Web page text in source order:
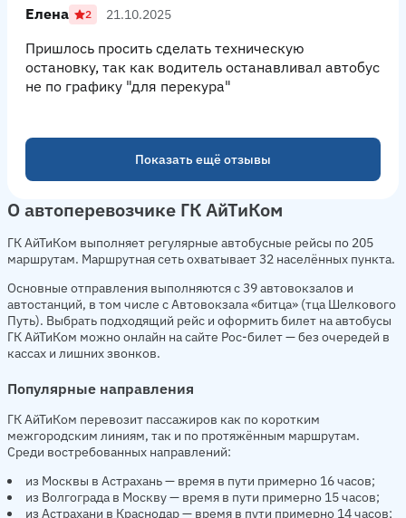
Елена 2 21.10.2025
Пришлось просить сделать техническую
остановку, так как водитель останавливал автобус
не по графику "для перекура"
Показать ещё отзывы
О автоперевозчике ГК АйТиКом
ГК АйТиКом выполняет регулярные автобусные рейсы по 205
маршрутам. Маршрутная сеть охватывает 32 населённых пункта.
Основные отправления выполняются с 39 автовокзалов и
автостанций, в том числе с Автовокзала «битца» (тца Шелкового
Путь). Выбрать подходящий рейс и оформить билет на автобусы
ГК АйТиКом можно онлайн на сайте Рос-билет — без очередей в
кассах и лишних звонков.
Популярные направления
ГК АйТиКом перевозит пассажиров как по коротким
межгородским линиям, так и по протяжённым маршрутам.
Среди востребованных направлений:
из Москвы в Астрахань — время в пути примерно 16 часов;
из Волгограда в Москву — время в пути примерно 15 часов;
из Астрахани в Краснодар — время в пути примерно 14 часов;